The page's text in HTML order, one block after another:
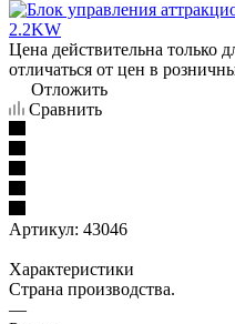
Цена действительна только
отличаться от цен в
Отложить
Сравнить
Артикул: 43046
Характеристики
Страна производства.
—